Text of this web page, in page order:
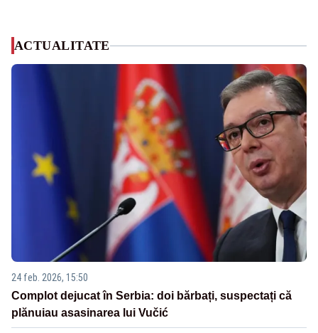
ACTUALITATE
24 feb. 2026, 15:50
Complot dejucat în Serbia: doi bărbați, suspectați că
plănuiau asasinarea lui Vučić